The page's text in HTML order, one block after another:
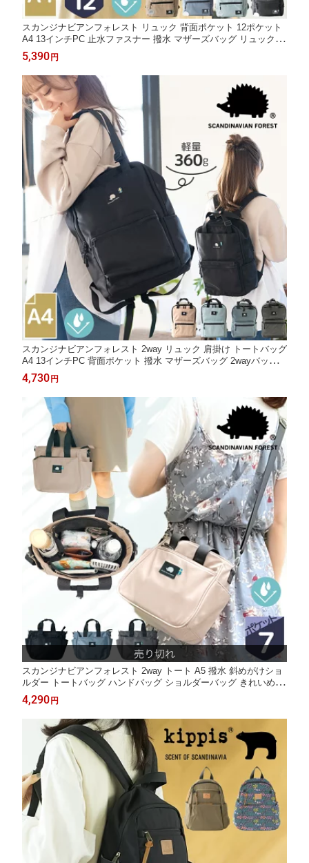
スカンジナビアンフォレスト リュック 背面ポケット 12ポケット
A4 13インチPC 止水ファスナー 撥水 マザーズバッグ リュックサ
ック SCANDINAVIAN FOREST 251-KESF204
5,390円
スカンジナビアンフォレスト 2way リュック 肩掛け トートバッグ
A4 13インチPC 背面ポケット 撥水 マザーズバッグ 2wayバッグ S
CANDINAVIAN FOREST 251-KESF165
4,730円
スカンジナビアンフォレスト 2way トート A5 撥水 斜めがけショ
ルダー トートバッグ ハンドバッグ ショルダーバッグ きれいめ S
CANDINAVIAN FOREST 251-KESF176
4,290円